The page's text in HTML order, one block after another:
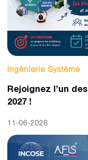
Ingénierie Système
Rejoignez l’un
2027 !
11-06-2026